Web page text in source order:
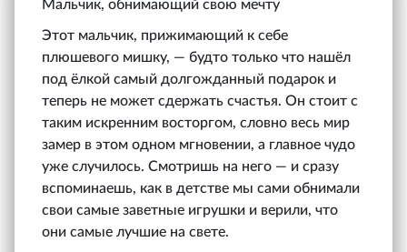
Мальчик, обнимающий свою мечту
Этот мальчик, прижимающий к себе
плюшевого мишку, — будто только что нашёл
под ёлкой самый долгожданный подарок и
теперь не может сдержать счастья. Он стоит с
таким искренним восторгом, словно весь мир
замер в этом одном мгновении, а главное чудо
уже случилось. Смотришь на него — и сразу
вспоминаешь, как в детстве мы сами обнимали
свои самые заветные игрушки и верили, что
они самые лучшие на свете.